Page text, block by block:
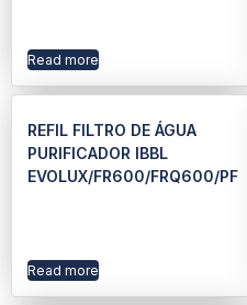
Read more
REFIL FILTRO DE ÁGUA
PURIFICADOR IBBL
EVOLUX/FR600/FRQ600/PF
Read more